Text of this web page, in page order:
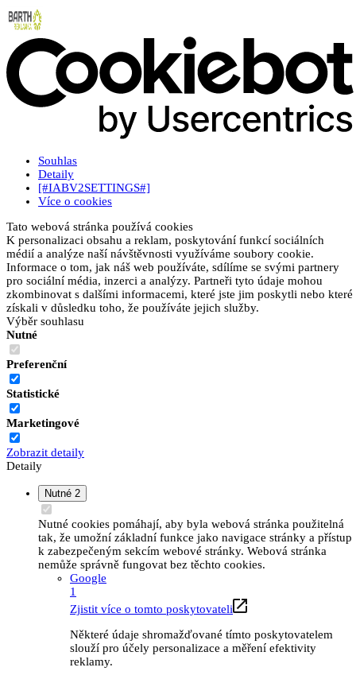
Souhlas
Detaily
[#IABV2SETTINGS#]
Více o cookies
Tato webová stránka používá cookies
K personalizaci obsahu a reklam, poskytování funkcí sociálních
médií a analýze naší návštěvnosti využíváme soubory cookie.
Informace o tom, jak náš web používáte, sdílíme se svými partnery
pro sociální média, inzerci a analýzy. Partneři tyto údaje mohou
zkombinovat s dalšími informacemi, které jste jim poskytli nebo které
získali v důsledku toho, že používáte jejich služby.
Výběr souhlasu
Nutné
Preferenční
Statistické
Marketingové
Zobrazit detaily
Detaily
Nutné 2
Nutné cookies pomáhají, aby byla webová stránka použitelná
tak, že umožní základní funkce jako navigace stránky a přístup
k zabezpečeným sekcím webové stránky. Webová stránka
nemůže správně fungovat bez těchto cookies.
Google
1
Zjistit více o tomto poskytovateli
Některé údaje shromažďované tímto poskytovatelem
slouží pro účely personalizace a měření efektivity
reklamy.